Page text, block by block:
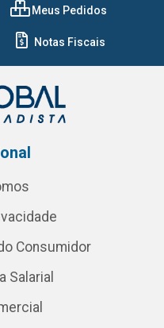
Meus Pedidos
Notas Fiscais
Consumidor
Salarial